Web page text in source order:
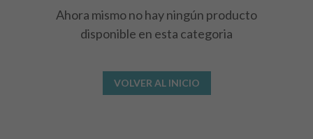
Ahora mismo no hay ningún producto
disponible en esta categoria
VOLVER AL INICIO